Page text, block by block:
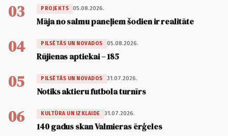
03 PROJEKTS 05.08.2026.
Māja no salmu paneļiem šodien ir realitāte
04 PILSĒTĀS UN NOVADOS 05.08.2026.
Rūjienas aptiekai – 185
05 PILSĒTĀS UN NOVADOS 31.07.2026.
Notiks aktieru futbola turnīrs
06 KULTŪRA UN IZKLAIDE 31.07.2026.
140 gadus skan Valmieras ērģeles